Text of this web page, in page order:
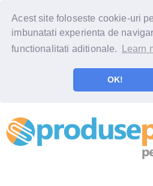
Acest site foloseste cookie-uri
imbunatati experienta de
functionalitati aditionale.
Learn
OK!